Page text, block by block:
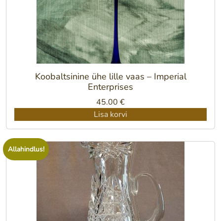
Koobaltsinine ühe lille vaas – Imperial
Enterprises
45.00 €
Lisa korvi
Allahindlus!